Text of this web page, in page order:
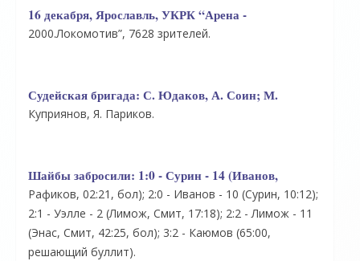
16 декабря, Ярославль, УКРК “Арена -
2000.Локомотив”, 7628 зрителей.
Судейская бригада: С. Юдаков, А. Соин; М.
Куприянов, Я. Париков.
Шайбы забросили: 1:0 - Сурин - 14 (Иванов,
Рафиков, 02:21, бол); 2:0 - Иванов - 10 (Сурин, 10:12);
2:1 - Уэлле - 2 (Лимож, Смит, 17:18); 2:2 - Лимож - 11
(Энас, Смит, 42:25, бол); 3:2 - Каюмов (65:00,
решающий буллит).